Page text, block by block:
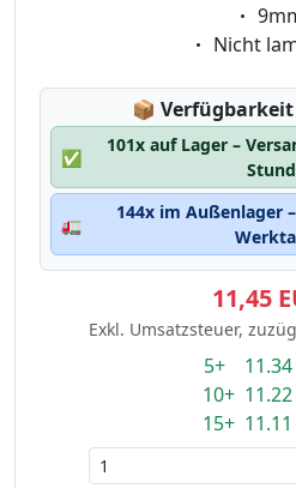
Nicht
📦 Lagerstatus:
✅
101x auf Lager –
🚛
144x im Außenlager
11,45
Exkl. Umsatzsteuer,
5+ 11.34
10+ 11.22
15+ 11.11